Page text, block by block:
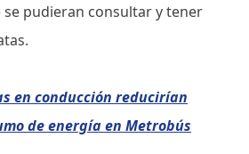
se pudieran consultar y tener
en conducción reducirían
de energía en Metrobús